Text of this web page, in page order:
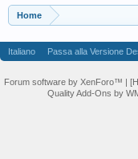
Home
Italiano Passa alla Versione
Forum software by XenForo™ |
Quality Add-Ons by